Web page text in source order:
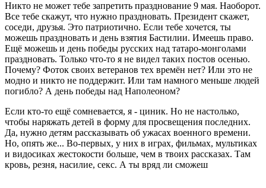
Никто не может тебе запретить празднование 9 мая. Наоборот.
Все тебе скажут, что нужно праздновать. Президент скажет,
соседи, друзья. Это патриотично. Если тебе хочется, ты
можешь праздновать и день взятия Бастилии. Имеешь право.
Ещё можешь и день победы русских над татаро-монголами
праздновать. Только что-то я не видел таких постов осенью.
Почему? Фоток своих ветеранов тех времён нет? Или это не
модно и никто не поддержит. Или там намного меньше людей
погибло? А день победы над Наполеоном?
Если кто-то ещё сомневается, я - циник. Но не настолько,
чтобы наряжать детей в форму для просвещения последних.
Да, нужно детям рассказывать об ужасах военного времени.
Но, опять же... Во-первых, у них в играх, фильмах, мультиках
и видосиках жестокости больше, чем в твоих рассказах. Там
кровь, резня, насилие, секс. А ты вряд ли сможеш